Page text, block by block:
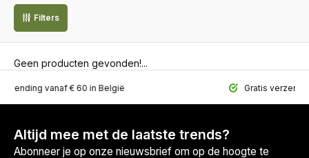
Filters
Geen producten gevonden!...
vanaf € 60 in België Gratis verzending
Altijd mee met de laatste trends?
Abonneer je op onze nieuwsbrief om op de hoogte te